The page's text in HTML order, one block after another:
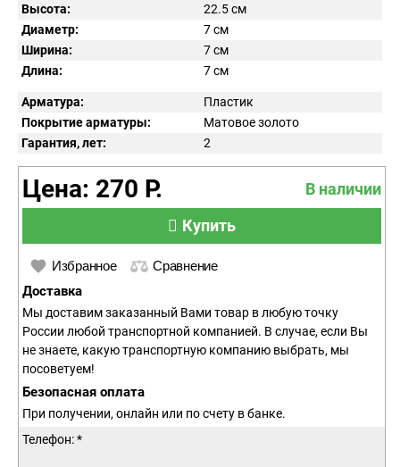
Высота:
22.5 см
Диаметр:
7 см
Ширина:
7 см
Длина:
7 см
Арматура:
Пластик
Покрытие арматуры:
Матовое золото
Гарантия, лет:
2
Цена: 270 Р.
В наличии
Купить
Избранное Сравнение
Доставка
Мы доставим заказанный Вами товар в любую точку
России любой транспортной компанией. В случае, если Вы
не знаете, какую транспортную компанию выбрать, мы
посоветуем!
Безопасная оплата
При получении, онлайн или по счету в банке.
Телефон: *